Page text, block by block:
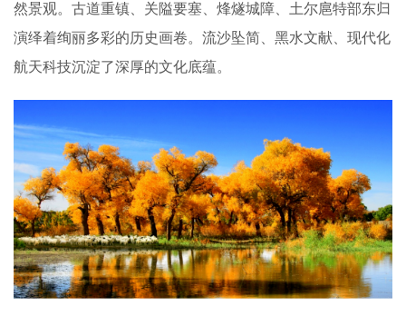
然景观。古道重镇、关隘要塞、烽燧城障、土尔扈特部东归
演绎着绚丽多彩的历史画卷。流沙坠简、黑水文献、现代化
航天科技沉淀了深厚的文化底蕴。